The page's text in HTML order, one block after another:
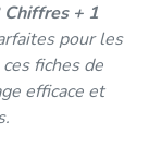
+ 1
pour les
fiches de
efficace et